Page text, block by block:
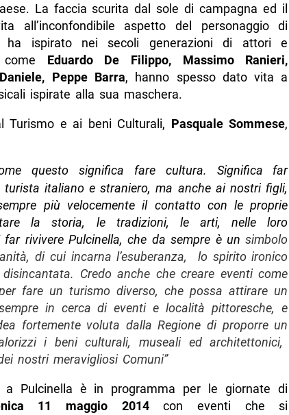
La faccia scurita dal sole di campagna ed il
all’inconfondibile aspetto del personaggio di
ispirato nei secoli generazioni di attori e
come Eduardo De Filippo, Massimo Ranieri,
Peppe Barra, hanno spesso dato vita a
ispirate alla sua maschera.
Turismo e ai beni Culturali, Pasquale Sommese,
questo significa fare cultura. Significa far
italiano e straniero, ma anche ai nostri figli,
più velocemente il contatto con le proprie
la storia, le tradizioni, le arti, nelle loro
far rivivere Pulcinella, che da sempre è unsimbolo
di cui incarna l’esuberanza, lo spirito ironico
disincantata. Credo anche che creare eventi come
fare un turismo diverso, che possa attirare un
in cerca di eventi e località pittoresche, e
fortemente voluta dalla Regione di proporre un
i beni culturali, museali ed architettonici,
nostri meravigliosi Comuni”
a Pulcinella è in programma per le giornate di
11 maggio 2014con eventi che si